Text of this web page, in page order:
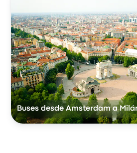
Buses desde Amsterdam a